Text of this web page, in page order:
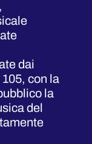
dai
con la
la
del